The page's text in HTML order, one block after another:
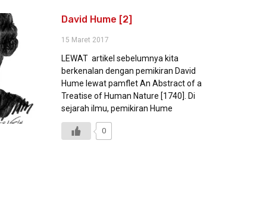
David Hume [2]
15 Maret 2017
LEWAT artikel sebelumnya kita
berkenalan dengan pemikiran David
Hume lewat pamflet An Abstract of a
Treatise of Human Nature [1740]. Di
sejarah ilmu, pemikiran Hume
0